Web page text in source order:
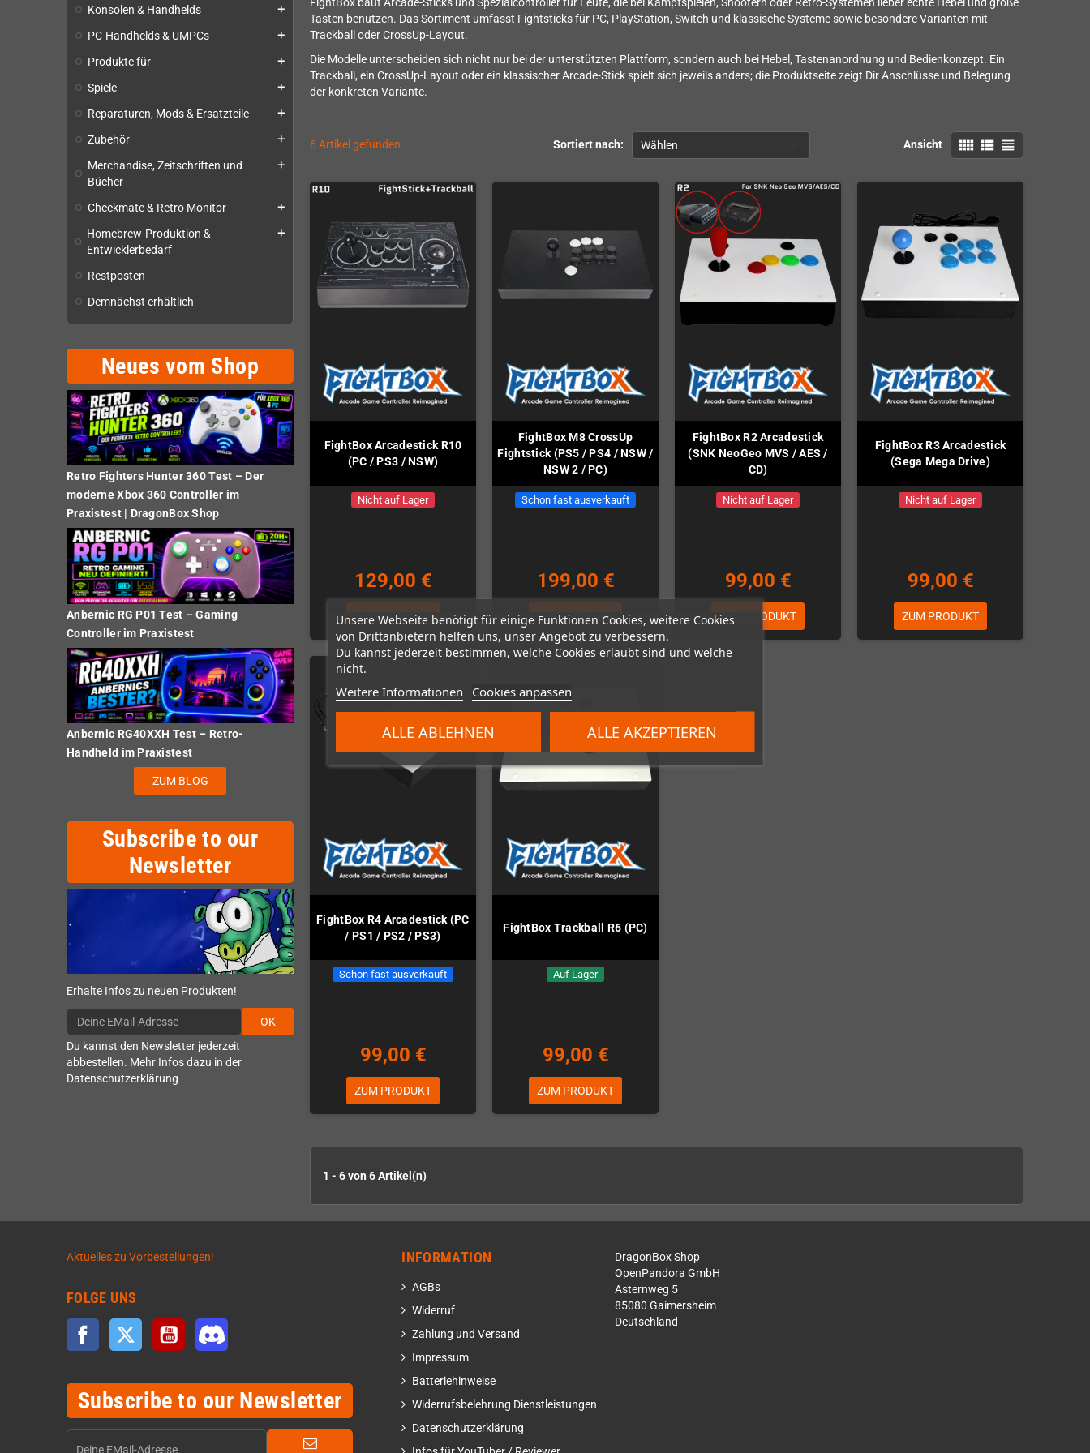
Unsere Webseite benötigt für einige Funktionen Cookies, weitere Cookies
von Drittanbietern helfen uns, unser Angebot zu verbessern.
Du kannst jederzeit bestimmen, welche Cookies erlaubt sind und welche
nicht.
Weitere Informationen Cookies anpassen
ALLE ABLEHNEN ALLE AKZEPTIEREN
Konsolen & Handhelds add
PC-Handhelds & UMPCs add
Produkte für add
Spiele add
Reparaturen, Mods & Ersatzteile add
Zubehör add
Merchandise, Zeitschriften und
Bücher
add
Checkmate & Retro Monitor add
Homebrew-Produktion &
Entwicklerbedarf
add
Restposten
Demnächst erhältlich
Neues vom Shop
Retro Fighters Hunter 360 Test – Der
moderne Xbox 360 Controller im
Praxistest | DragonBox Shop
Anbernic RG P01 Test – Gaming
Controller im Praxistest
Anbernic RG40XXH Test – Retro-
Handheld im Praxistest
ZUM BLOG
Subscribe to our
Newsletter
Erhalte Infos zu neuen Produkten!
OK
Du kannst den Newsletter jederzeit
abbestellen. Mehr Infos dazu in der
Datenschutzerklärung
FightBox baut Arcade-Sticks und Spezialcontroller für Leute, die bei Kampfspielen, Shootern oder Retro-Systemen lieber echte Hebel und große
Tasten benutzen. Das Sortiment umfasst Fightsticks für PC, PlayStation, Switch und klassische Systeme sowie besondere Varianten mit
Trackball oder CrossUp-Layout.
Die Modelle unterscheiden sich nicht nur bei der unterstützten Plattform, sondern auch bei Hebel, Tastenanordnung und Bedienkonzept. Ein
Trackball, ein CrossUp-Layout oder ein klassischer Arcade-Stick spielt sich jeweils anders; die Produktseite zeigt Dir Anschlüsse und Belegung
der konkreten Variante.
Sortiert nach: Wählen Ansicht view_comfy view_list view_headline
6 Artikel gefunden
FightBox Arcadestick R10
(PC / PS3 / NSW)
Nicht auf Lager
129,00 €
ZUM PRODUKT
FightBox M8 CrossUp
Fightstick (PS5 / PS4 / NSW /
NSW 2 / PC)
Schon fast ausverkauft
199,00 €
ZUM PRODUKT
FightBox R2 Arcadestick
(SNK NeoGeo MVS / AES /
CD)
Nicht auf Lager
99,00 €
ZUM PRODUKT
FightBox R3 Arcadestick
(Sega Mega Drive)
Nicht auf Lager
99,00 €
ZUM PRODUKT
FightBox R4 Arcadestick (PC
/ PS1 / PS2 / PS3)
Schon fast ausverkauft
99,00 €
ZUM PRODUKT
FightBox Trackball R6 (PC)
Auf Lager
99,00 €
ZUM PRODUKT
1 - 6 von 6 Artikel(n)
Aktuelles zu Vorbestellungen!
FOLGE UNS
Facebook Twitter YouTube
Subscribe to our Newsletter
INFORMATION
AGBs
Widerruf
Zahlung und Versand
Impressum
Batteriehinweise
Widerrufsbelehrung Dienstleistungen
Datenschutzerklärung
DragonBox Shop
OpenPandora GmbH
Asternweg 5
85080 Gaimersheim
Deutschland